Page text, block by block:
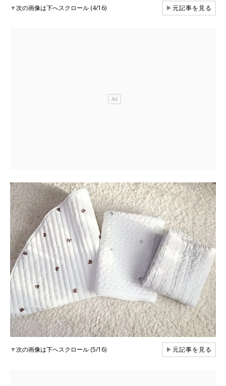
▼次の画像は下へスクロール (4/16) ▶元記事を見る
▼次の画像は下へスクロール (5/16) ▶元記事を見る